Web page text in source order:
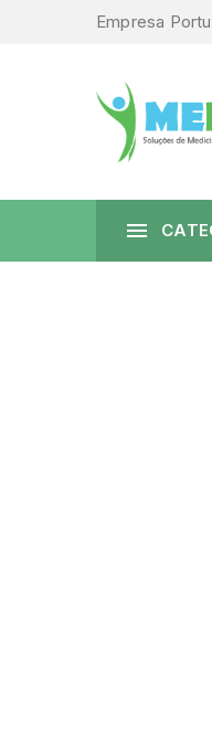
Empresa
